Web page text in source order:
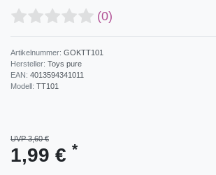
(0)
Artikelnummer: GOKTT101
Hersteller: Toys pure
EAN: 4013594341011
Modell: TT101
UVP 3,60 €
1,99 € *